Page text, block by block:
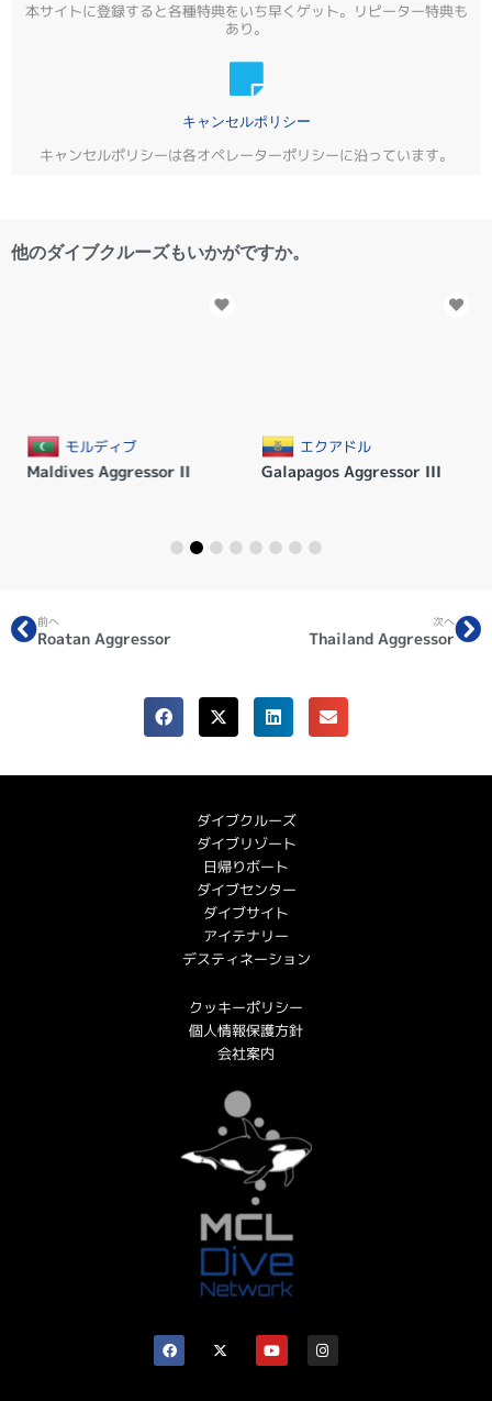
本サイトに登録すると各種特典をいち早くゲット。リピーター特典も
あり。
キャンセルポリシー
キャンセルポリシーは各オペレーターポリシーに沿っています。
他のダイブクルーズもいかがですか。
モルディブ
Maldives Aggressor II
エクアドル
Galapagos Aggressor III
前へ
Roatan Aggressor
次へ
Thailand Aggressor
ダイブクルーズ
ダイブリゾート
日帰りボート
ダイブセンター
ダイブサイト
アイテナリー
デスティネーション
クッキーポリシー
個人情報保護方針
会社案内